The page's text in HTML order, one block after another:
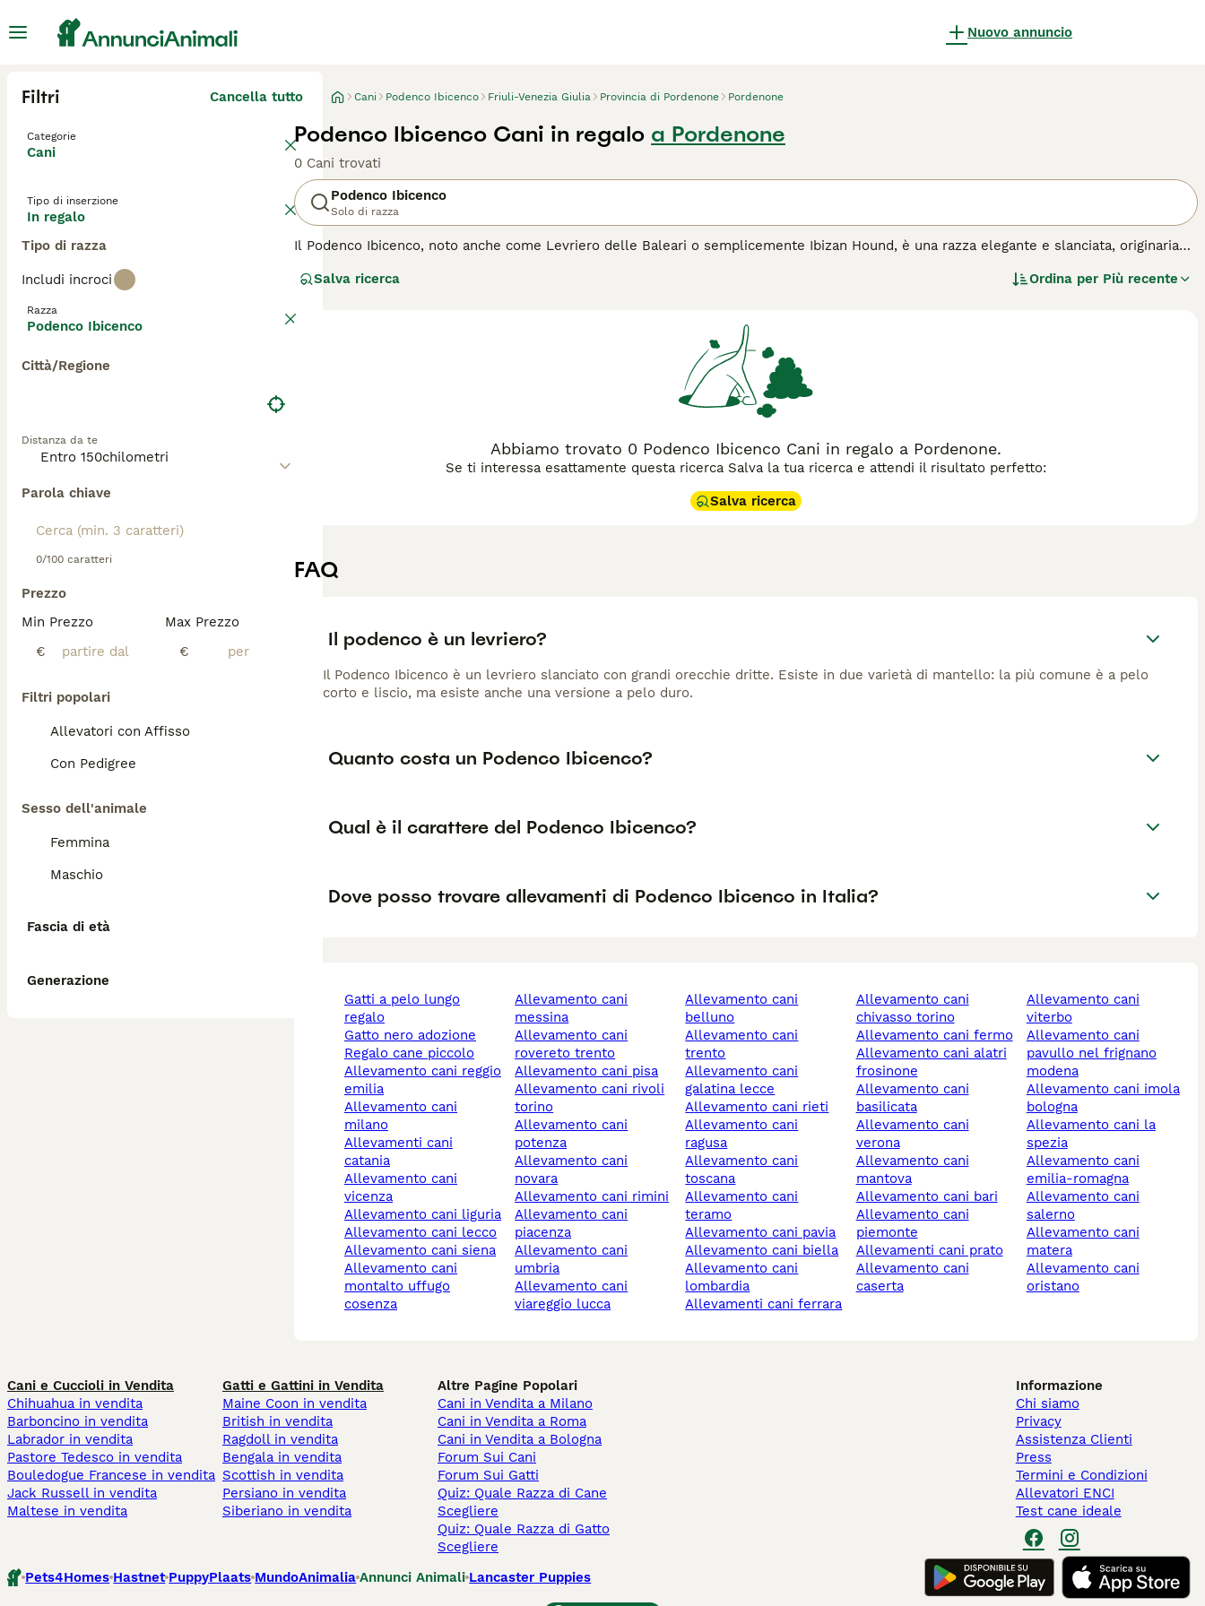
Nuovo annuncio
Filtri Cancella tutto
Categorie
Cani
Tipo di inserzione
In regalo
Tipo di razza
Includi incroci
Razza
Podenco Ibicenco
Città/Regione
Distanza da te
Parola chiave
0/100 caratteri
Prezzo
Min Prezzo
€
Max Prezzo
€
Filtri popolari
Allevatori con Affisso
Con Pedigree
Sesso dell'animale
Femmina
Maschio
Fascia di età
Generazione
Cani Podenco Ibicenco Friuli-Venezia Giulia Provincia di Pordenone Pordenone
Podenco Ibicenco Cani in regalo a Pordenone
0 Cani trovati
Podenco Ibicenco
Solo di razza
Il Podenco Ibicenco, noto anche come Levriero delle Baleari o semplicemente Ibizan Hound, è una razza elegante e slanciata, originaria
combinazione di entrambi, e per il suo aspetto simile a quello di un levriero. Notato per la sua agilità, velocità e intelligenza, il Podenco
affettuoso con la famiglia, dimostrandosi un compagno leale e riservato. Adatto a chi ama uno stile di vita attivo, richiede esercizio
Per scoprire se il Podenco Ibicenco è il cane giusto per te, leggi la guida all'acquisto per questa razza.
Salva ricerca Ordina per Più recente
Abbiamo trovato 0 Podenco Ibicenco Cani in regalo a Pordenone.
Se ti interessa esattamente questa ricerca Salva la tua ricerca e attendi il risultato perfetto:
Salva ricerca
FAQ
Il podenco è un levriero?
Il Podenco Ibicenco è un levriero slanciato con grandi orecchie dritte. Esiste in due varietà di mantello: la più comune è a pelo
corto e liscio, ma esiste anche una versione a pelo duro.
Quanto costa un Podenco Ibicenco?
Qual è il carattere del Podenco Ibicenco?
Dove posso trovare allevamenti di Podenco Ibicenco in Italia?
gatti a pelo lungo
regalo
gatto nero adozione
regalo cane piccolo
allevamento cani reggio
emilia
allevamento cani
milano
allevamenti cani
catania
allevamento cani
vicenza
allevamento cani liguria
allevamento cani lecco
allevamento cani siena
allevamento cani
montalto uffugo
cosenza
allevamento cani
messina
allevamento cani
rovereto trento
allevamento cani pisa
allevamento cani rivoli
torino
allevamento cani
potenza
allevamento cani
novara
allevamento cani rimini
allevamento cani
piacenza
allevamento cani
umbria
allevamento cani
viareggio lucca
allevamento cani
belluno
allevamento cani
trento
allevamento cani
galatina lecce
allevamento cani rieti
allevamento cani
ragusa
allevamento cani
toscana
allevamento cani
teramo
allevamento cani pavia
allevamento cani biella
allevamento cani
lombardia
allevamenti cani ferrara
allevamento cani
chivasso torino
allevamento cani fermo
allevamento cani alatri
frosinone
allevamento cani
basilicata
allevamento cani
verona
allevamento cani
mantova
allevamento cani bari
allevamento cani
piemonte
allevamenti cani prato
allevamento cani
caserta
allevamento cani
viterbo
allevamento cani
pavullo nel frignano
modena
allevamento cani imola
bologna
allevamento cani la
spezia
allevamento cani
emilia-romagna
allevamento cani
salerno
allevamento cani
matera
allevamento cani
oristano
Cani e Cuccioli in Vendita
Chihuahua in vendita
Barboncino in vendita
Labrador in vendita
Pastore Tedesco in vendita
Bouledogue Francese in vendita
Jack Russell in vendita
Maltese in vendita
Gatti e Gattini in Vendita
Maine Coon in vendita
British in vendita
Ragdoll in vendita
Bengala in vendita
Scottish in vendita
Persiano in vendita
Siberiano in vendita
Altre Pagine Popolari
Cani in Vendita a Milano
Cani in Vendita a Roma
Cani in Vendita a Bologna
Forum Sui Cani
Forum Sui Gatti
Quiz: Quale Razza di Cane
Scegliere
Quiz: Quale Razza di Gatto
Scegliere
Informazione
Chi siamo
Privacy
Assistenza Clienti
Press
Termini e Condizioni
Allevatori ENCI
Test cane ideale
Pets4Homes Hastnet PuppyPlaats MundoAnimalia Annunci Animali Lancaster Puppies